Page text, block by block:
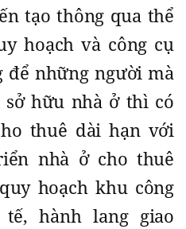
tạo thông qua thể
hoạch và công cụ
những người mà
hữu nhà ở thì có
thuê dài hạn với
nhà ở cho thuê
hoạch khu công
hành lang giao